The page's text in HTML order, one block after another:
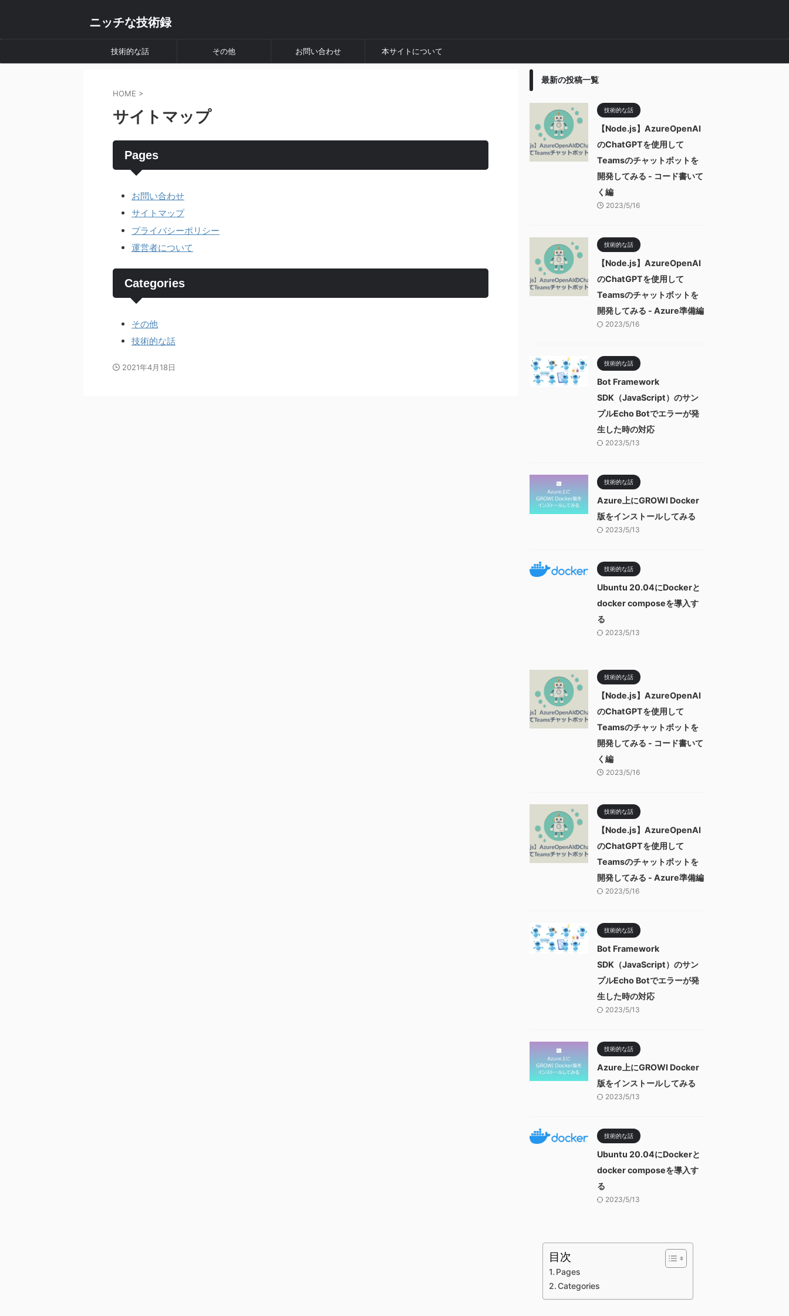
ニッチな技術録
技術的な話 その他 お問い合わせ 本サイトについて
HOME >
サイトマップ
Pages
お問い合わせ
サイトマップ
プライバシーポリシー
運営者について
Categories
その他
技術的な話
2021年4月18日
最新の投稿一覧
技術的な話
【Node.js】AzureOpenAI
のChatGPTを使用して
Teamsのチャットボットを
開発してみる - コード書いて
く編
2023/5/16
技術的な話
【Node.js】AzureOpenAI
のChatGPTを使用して
Teamsのチャットボットを
開発してみる - Azure準備編
2023/5/16
技術的な話
Bot Framework
SDK（JavaScript）のサン
プルEcho Botでエラーが発
生した時の対応
2023/5/13
技術的な話
Azure上にGROWI Docker
版をインストールしてみる
2023/5/13
技術的な話
Ubuntu 20.04にDockerと
docker composeを導入す
る
2023/5/13
技術的な話
【Node.js】AzureOpenAI
のChatGPTを使用して
Teamsのチャットボットを
開発してみる - コード書いて
く編
2023/5/16
技術的な話
【Node.js】AzureOpenAI
のChatGPTを使用して
Teamsのチャットボットを
開発してみる - Azure準備編
2023/5/16
技術的な話
Bot Framework
SDK（JavaScript）のサン
プルEcho Botでエラーが発
生した時の対応
2023/5/13
技術的な話
Azure上にGROWI Docker
版をインストールしてみる
2023/5/13
技術的な話
Ubuntu 20.04にDockerと
docker composeを導入す
る
2023/5/13
目次
Pages
Categories